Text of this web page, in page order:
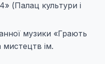
(Палац культури і
музики «Грають
мистецтв ім.